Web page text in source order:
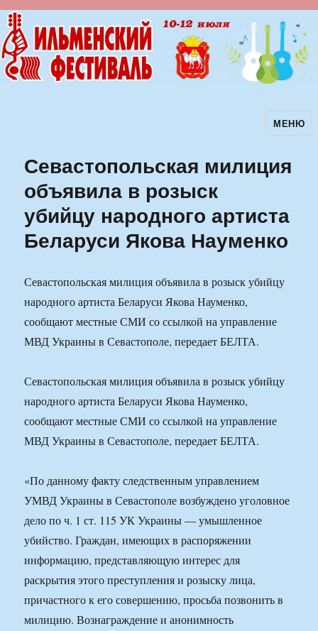
Ильменский фестиваль авторскойМЕНЮ
Севастопольская милиция
объявила в розыск
убийцу народного артиста
Беларуси Якова Науменко
Севастопольская милиция объявила в розыск убийцу
народного артиста Беларуси Якова Науменко,
сообщают местные СМИ со ссылкой на управление
МВД Украины в Севастополе, передает БЕЛТА.
Севастопольская милиция объявила в розыск убийцу
народного артиста Беларуси Якова Науменко,
сообщают местные СМИ со ссылкой на управление
МВД Украины в Севастополе, передает БЕЛТА.
«По данному факту следственным управлением
УМВД Украины в Севастополе возбуждено уголовное
дело по ч. 1 ст. 115 УК Украины — умышленное
убийство. Граждан, имеющих в распоряжении
информацию, представляющую интерес для
раскрытия этого преступления и розыску лица,
причастного к его совершению, просьба позвонить в
милицию. Вознаграждение и анонимность